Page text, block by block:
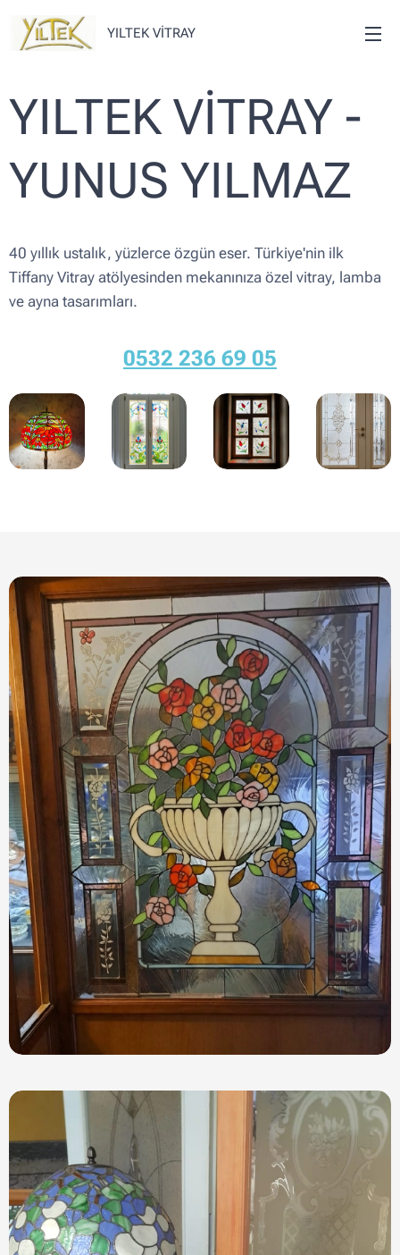
YILTEK VİTRAY
YILTEK VİTRAY -
YUNUS YILMAZ
40 yıllık ustalık, yüzlerce özgün eser. Türkiye'nin ilk
Tiffany Vitray atölyesinden mekanınıza özel vitray, lamba
ve ayna tasarımları.
0532 236 69 05